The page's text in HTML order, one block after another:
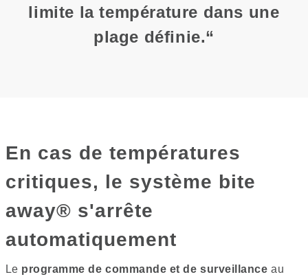
limite la température dans une
plage définie.“
En cas de températures
critiques, le système bite
away® s'arrête
automatiquement
Le programme de commande et de surveillance au